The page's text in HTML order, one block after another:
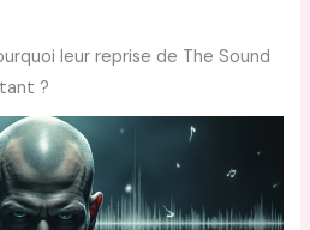
leur reprise de The Sound
?